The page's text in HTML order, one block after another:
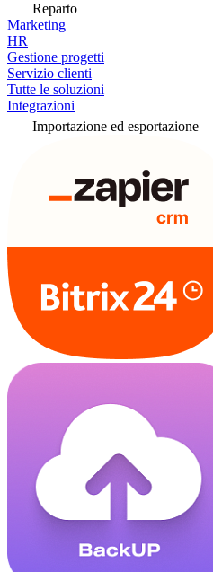
Reparto
Marketing
HR
Gestione progetti
Servizio clienti
Tutte le soluzioni
Integrazioni
Importazione ed esportazione